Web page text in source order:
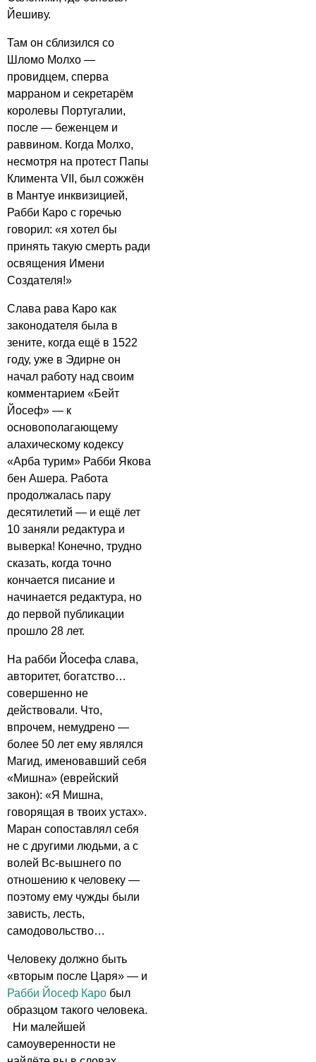
Йешиву.
Там он сблизился со
Шломо Молхо —
провидцем, сперва
марраном и секретарём
королевы Португалии,
после — беженцем и
раввином. Когда Молхо,
несмотря на протест Папы
Климента VII, был сожжён
в Мантуе инквизицией,
Рабби Каро с горечью
говорил: «я хотел бы
принять такую смерть ради
освящения Имени
Создателя!»
Слава рава Каро как
законодателя была в
зените, когда ещё в 1522
году, уже в Эдирне он
начал работу над своим
комментарием «Бейт
Йосеф» — к
основополагающему
алахическому кодексу
«Арба турим» Рабби Якова
бен Ашера. Работа
продолжалась пару
десятилетий — и ещё лет
10 заняли редактура и
выверка! Конечно, трудно
сказать, когда точно
кончается писание и
начинается редактура, но
до первой публикации
прошло 28 лет.
На рабби Йосефа слава,
авторитет, богатство…
совершенно не
действовали. Что,
впрочем, немудрено —
более 50 лет ему являлся
Магид, именовавший себя
«Мишна» (еврейский
закон): «Я Мишна,
говорящая в твоих устах».
Маран сопоставлял себя
не с другими людьми, а с
волей Вс-вышнего по
отношению к человеку —
поэтому ему чужды были
зависть, лесть,
самодовольство…
Человеку должно быть
«вторым после Царя» — и
Рабби Йосеф Каро был
образцом такого человека.
Ни малейшей
самоуверенности не